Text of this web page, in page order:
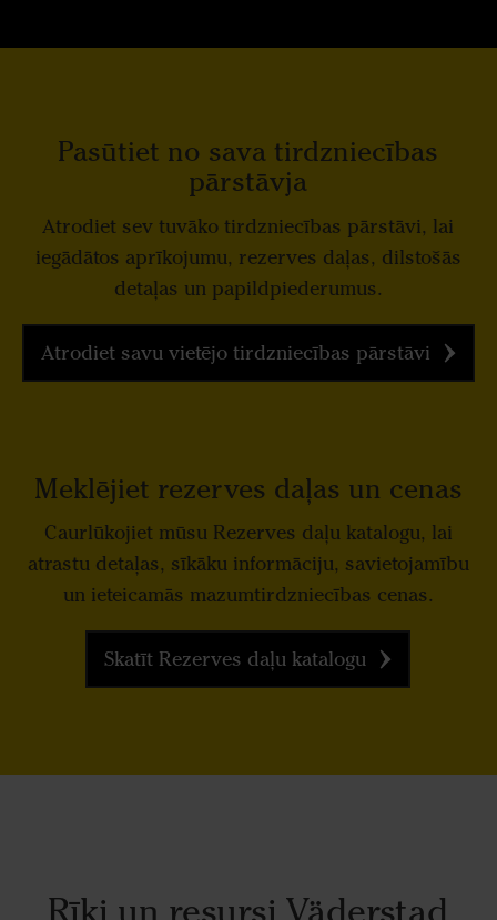
Pasūtiet no sava tirdzniecības
pārstāvja
Atrodiet sev tuvāko tirdzniecības pārstāvi, lai
iegādātos aprīkojumu, rezerves daļas, dilstošās
detaļas un papildpiederumus.
Atrodiet savu vietējo tirdzniecības pārstāvi
Meklējiet rezerves daļas un cenas
Caurlūkojiet mūsu Rezerves daļu katalogu, lai
atrastu detaļas, sīkāku informāciju, savietojamību
un ieteicamās mazumtirdzniecības cenas.
Skatīt Rezerves daļu katalogu
Rīki un resursi Väderstad